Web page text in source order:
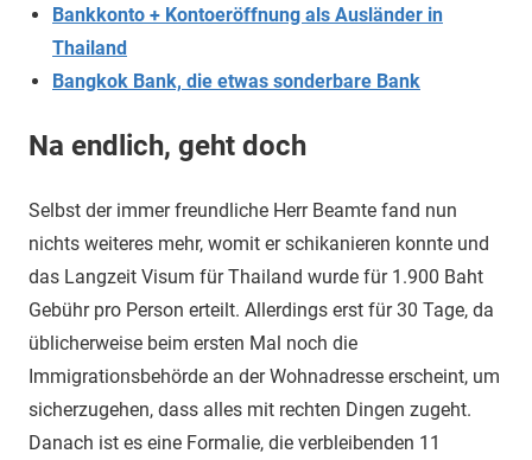
Bankkonto + Kontoeröffnung als Ausländer in
Thailand
Bangkok Bank, die etwas sonderbare Bank
Na endlich, geht doch
Selbst der immer freundliche Herr Beamte fand nun
nichts weiteres mehr, womit er schikanieren konnte und
das Langzeit Visum für Thailand wurde für 1.900 Baht
Gebühr pro Person erteilt. Allerdings erst für 30 Tage, da
üblicherweise beim ersten Mal noch die
Immigrationsbehörde an der Wohnadresse erscheint, um
sicherzugehen, dass alles mit rechten Dingen zugeht.
Danach ist es eine Formalie, die verbleibenden 11